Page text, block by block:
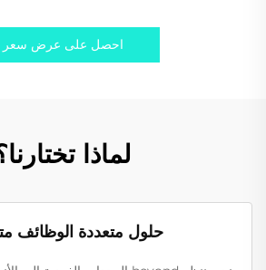
احصل على عرض سعر
لماذا
حلول متعددة الوظائف